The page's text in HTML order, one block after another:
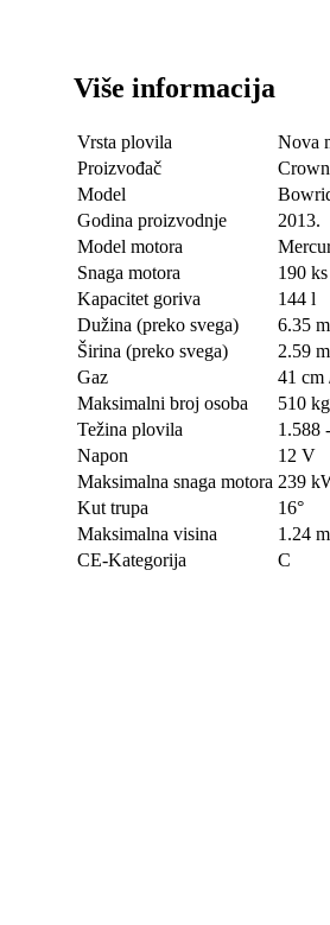
Više informacija
Vrsta plovila
Nova
Proizvođač
Model
Godina proizvodnje
2013.
Model motora
Snaga motora
190
Kapacitet goriva
144 l
Dužina (preko svega)
6.35 m
Širina (preko svega)
2.59 m
Gaz
41 cm
Maksimalni broj osoba
510
Težina plovila
1.588
Napon
12 V
Maksimalna snaga motora 239
Kut trupa
16°
Maksimalna visina
1.24 m
CE-Kategorija
C